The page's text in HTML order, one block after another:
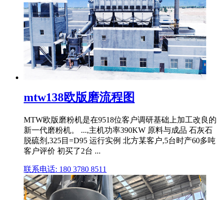
mtw138欧版磨流程图
MTW欧版磨粉机是在9518位客户调研基础上加工改良的
新一代磨粉机。 ...,主机功率390KW 原料与成品 石灰石
脱硫剂,325目=D95 运行实例 北方某客户,5台时产60多吨
客户评价 初买了2台 ...
联系电话: 180 3780 8511